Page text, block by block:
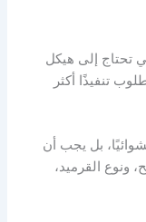
تحتاج إلى هيكل
تنفيذًا أكثر
بل يجب أن
ونوع القرميد،